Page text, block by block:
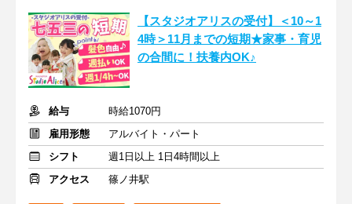
【スタジオアリスの受付】＜10～1
4時＞11月までの短期★家事・育児
の合間に！扶養内OK♪
給与
時給1070円
雇用形態
アルバイト・パート
シフト
週1日以上 1日4時間以上
アクセス
篠ノ井駅